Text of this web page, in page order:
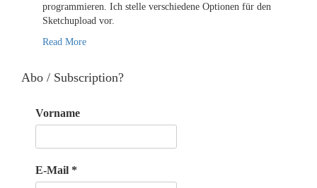
programmieren. Ich stelle verschiedene Optionen für den
Sketchupload vor.
Read More
Abo / Subscription?
Vorname
E-Mail *